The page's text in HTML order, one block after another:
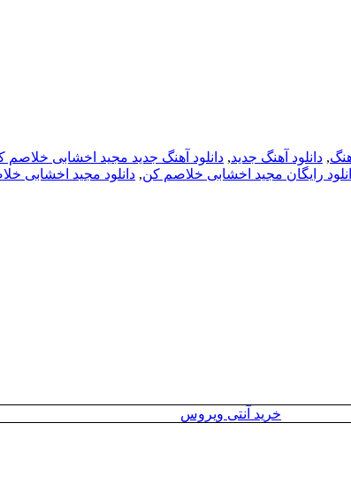
, دانلود آهنگ جدید, دانلود آهنگ جدید مجید اخشابی خلاصم
رایگان مجید اخشابی خلاصم کن, دانلود مجید اخشابی
خرید آنتی ویروس